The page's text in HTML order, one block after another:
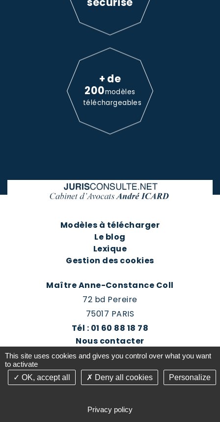
+ de
200modèles
téléchargeables
Modèles à télécharger
Le blog
Lexique
Gestion des cookies
Maître Anne-Constance Coll
72 bd Pereire
75017 PARIS
Tél : 01 60 88 18 78
Nous contacter
Prendre rendez-vous
This site uses cookies and gives you control over what you want
to activate
OK, accept all
Deny all cookies Personalize
Privacy policy